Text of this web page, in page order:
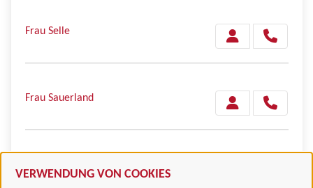
VERWENDUNG VON COOKIES
Frau Selle
Frau Sauerland